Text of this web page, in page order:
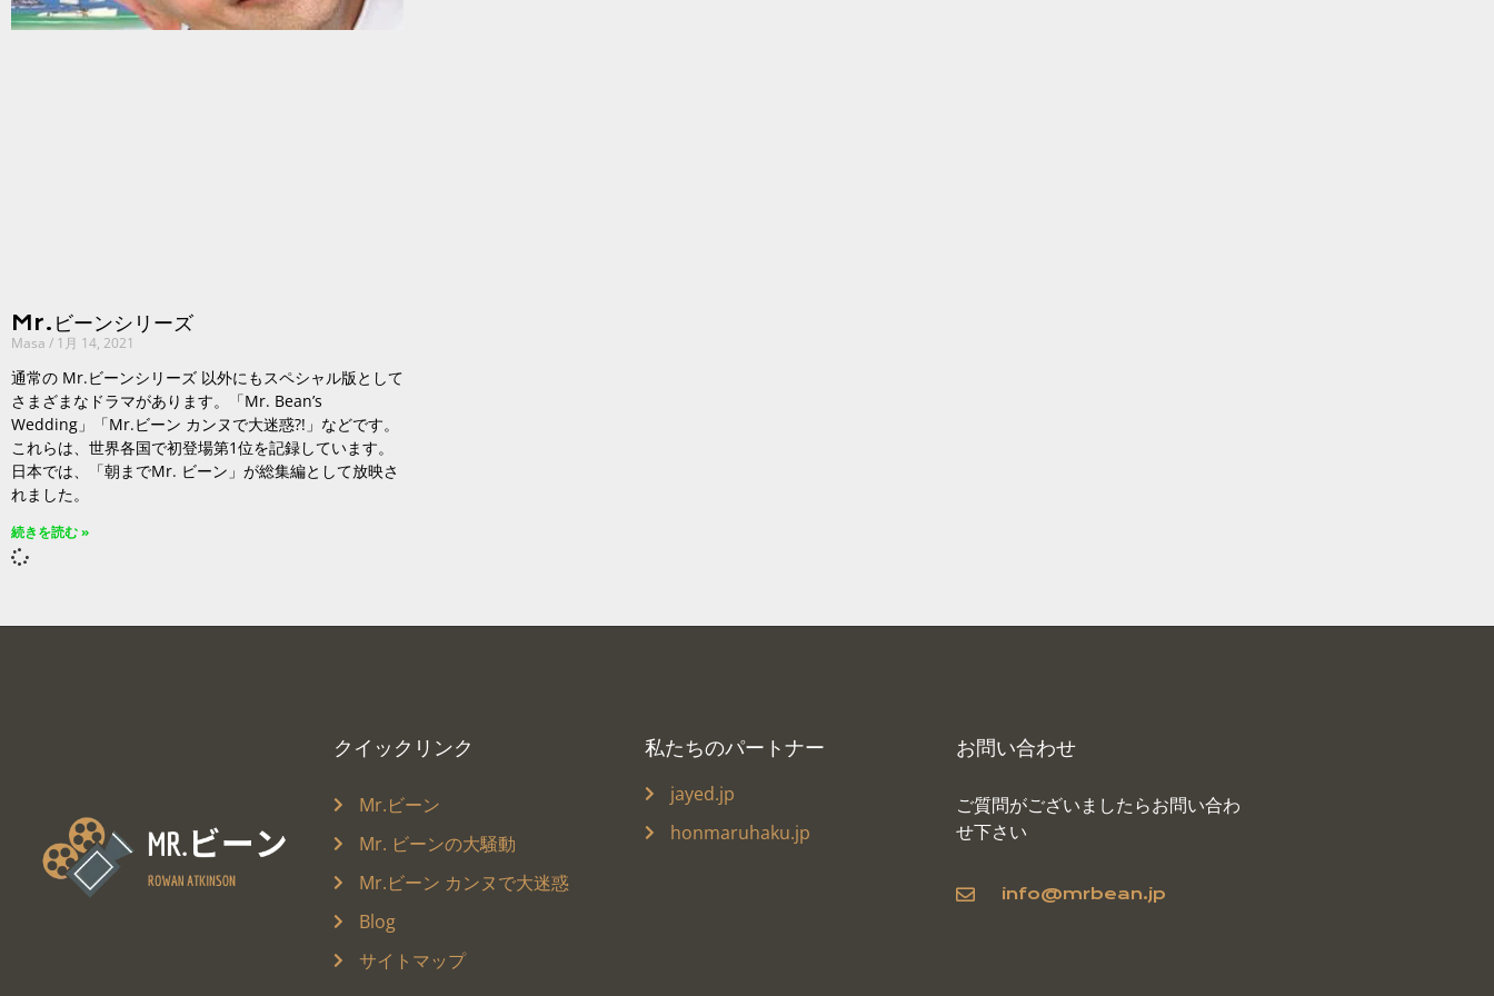
Mr.ビーンシリーズ
Masa 1月 14, 2021
通常の Mr.ビーンシリーズ 以外にもスペシャル版として
さまざまなドラマがあります。「Mr. Bean’s
Wedding」「Mr.ビーン カンヌで大迷惑?!」などです。
これらは、世界各国で初登場第1位を記録しています。
日本では、「朝までMr. ビーン」が総集編として放映さ
れました。
続きを読む »
クイックリンク
Mr.ビーン
Mr. ビーンの大騒動
Mr.ビーン カンヌで大迷惑
Blog
サイトマップ
私たちのパートナー
jayed.jp
honmaruhaku.jp
お問い合わせ
ご質問がございましたらお問い合わ
せ下さい
info@mrbean.jp